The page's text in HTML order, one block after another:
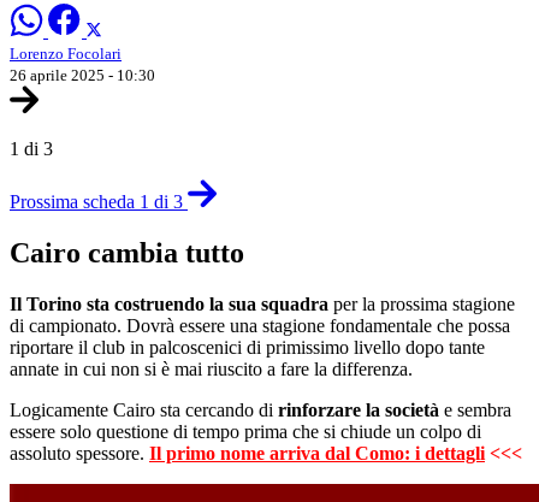
Lorenzo Focolari
26 aprile 2025 - 10:30
1 di 3
Prossima scheda 1 di 3
Cairo cambia tutto
Il Torino sta costruendo la sua squadra per la prossima stagione
di campionato. Dovrà essere una stagione fondamentale che possa
riportare il club in palcoscenici di primissimo livello dopo tante
annate in cui non si è mai riuscito a fare la differenza.
Logicamente Cairo sta cercando di rinforzare la società e sembra
essere solo questione di tempo prima che si chiude un colpo di
assoluto spessore. Il primo nome arriva dal Como: i dettagli <<<